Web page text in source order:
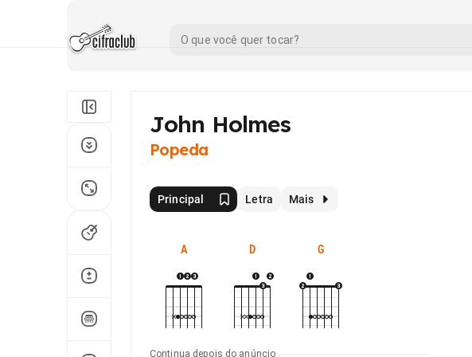
John Holmes
Popeda
Principal Letra Mais
A D G
Continua depois do anúncio